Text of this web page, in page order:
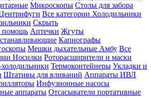
Микроскопы Столы для забора
Все категории Холодильники
Скрыть
помощь Аптечки Жгуты
Капнографы
Мешки дыхательные Амбу Все
Носилки Роторасширители и маски
Термоконтейнеры Укладки и
Штативы для вливаний Аппараты ИВЛ
Инфузионные насосы
аппараты Отсасыватели портативные